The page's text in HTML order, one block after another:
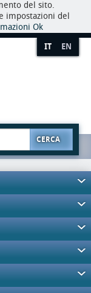
del sito.
impostazioni del
Ok
IT EN
CERCA